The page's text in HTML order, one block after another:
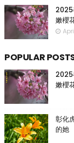
2025
嫩櫻
POPULAR
2025
嫩櫻
彰化
的她